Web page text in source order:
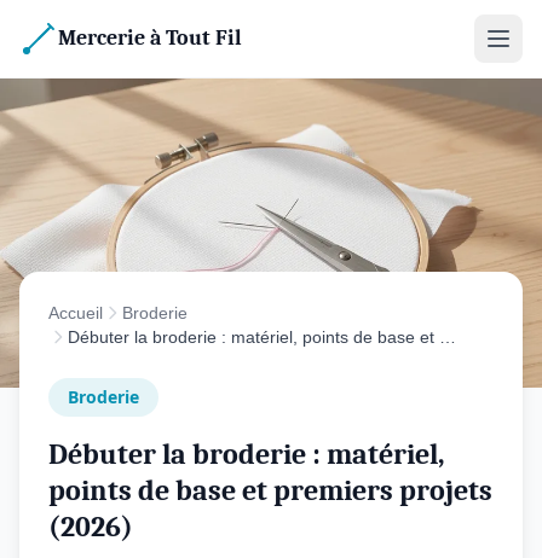
Mercerie à Tout Fil
Accueil
Broderie
Débuter la broderie : matériel, points de base et …
Broderie
Débuter la broderie : matériel,
points de base et premiers projets
(2026)